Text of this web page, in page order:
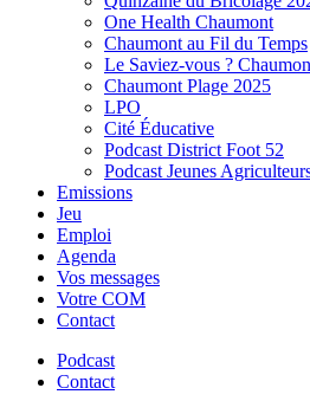
One Health Chaumont
Chaumont au Fil du Temps
Le Saviez-vous ?
Chaumont Plage 2025
LPO
Cité Éducative
Podcast District Foot 52
Podcast Jeunes
Emissions
Jeu
Emploi
Agenda
Vos messages
Votre COM
Contact
Podcast
Contact